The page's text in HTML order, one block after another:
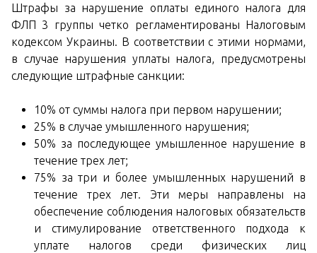
Штрафы за нарушение оплаты единого налога для
ФЛП 3 группы четко регламентированы Налоговым
кодексом Украины. В соответствии с этими нормами,
в случае нарушения уплаты налога, предусмотрены
следующие штрафные санкции:
10% от суммы налога при первом нарушении;
25% в случае умышленного нарушения;
50% за последующее умышленное нарушение в
течение трех лет;
75% за три и более умышленных нарушений в
течение трех лет. Эти меры направлены на
обеспечение соблюдения налоговых обязательств
и стимулирование ответственного подхода к
уплате налогов среди физических лиц